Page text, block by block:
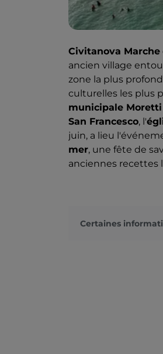
Civitanova Marche
ancien village
zone la plus
culturelles les plus
municipale Moretti
San Francesco, l'
juin, a lieu
mer, une fête de
anciennes recettes
Certaines